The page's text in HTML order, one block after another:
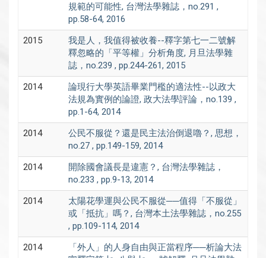
規範的可能性, 台灣法學雜誌，no.291 ,
pp.58-64, 2016
2015
我是人，我值得被收養--釋字第七一二號解
釋忽略的「平等權」分析角度, 月旦法學雜
誌，no.239 , pp.244-261, 2015
2014
論現行大學英語畢業門檻的適法性--以政大
法規為實例的論證, 政大法學評論，no.139 ,
pp.1-64, 2014
2014
公民不服從？還是民主法治倒退嚕？, 思想，
no.27 , pp.149-159, 2014
2014
開除國會議長是違憲？, 台灣法學雜誌，
no.233 , pp.9-13, 2014
2014
太陽花學運與公民不服從──值得「不服從」
或「抵抗」嗎？, 台灣本土法學雜誌，no.255
, pp.109-114, 2014
2014
「外人」的人身自由與正當程序──析論大法